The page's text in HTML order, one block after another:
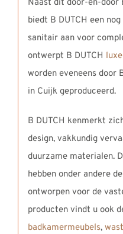
Naast dit door-en-
biedt B DUTCH een
sanitair aan voor
ontwerpt B DUTCH
worden eveneens door
in Cuijk geproduceerd.
B DUTCH kenmerkt
design, vakkundig
duurzame materialen.
hebben onder andere
ontworpen voor de
producten vindt u ook
badkamermeubels,